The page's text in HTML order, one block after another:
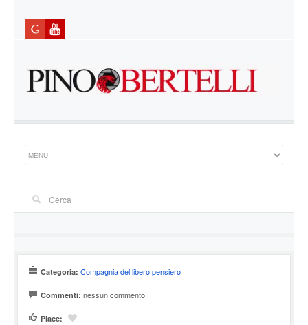
Categoria: Compagnia del libero pensiero
Commenti: nessun commento
Piace: